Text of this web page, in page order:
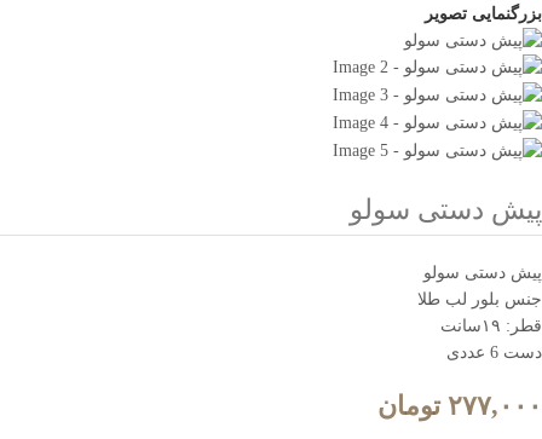
بزرگنمایی تصویر
پیش دستی سولو
پیش دستی سولو
جنس بلور لب طلا
قطر: ۱۹سانت
دست 6 عددی
۲۷۷,۰۰۰ تومان